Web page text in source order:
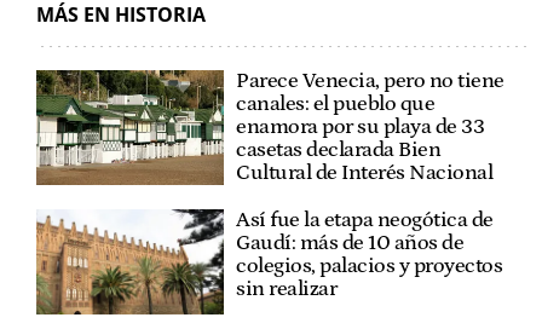
MÁS EN HISTORIA
Parece Venecia, pero no tiene
canales: el pueblo que
enamora por su playa de 33
casetas declarada Bien
Cultural de Interés Nacional
Así fue la etapa neogótica de
Gaudí: más de 10 años de
colegios, palacios y proyectos
sin realizar